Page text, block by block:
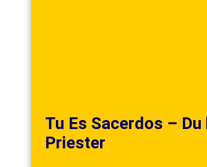
Tu Es Sacerdos – Du
Priester